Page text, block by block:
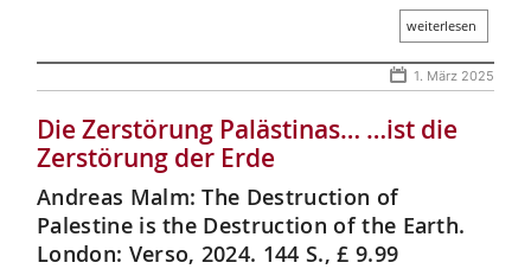
weiterlesen
1. März 2025
Die Zerstörung Palästinas… …ist die
Zerstörung der Erde
Andreas Malm: The Destruction of
Palestine is the Destruction of the Earth.
London: Verso, 2024. 144 S., £ 9.99